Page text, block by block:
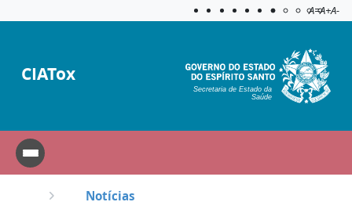
Aplicar
A=A+A-
CIATox
Secretaria de Estado da
Saúde
Notícias